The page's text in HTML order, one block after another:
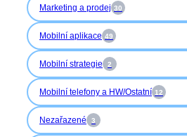
Marketing a prodej 30
Mobilní aplikace 49
Mobilní strategie 2
Mobilní telefony a HW/Ostatní 12
Nezařazené 3